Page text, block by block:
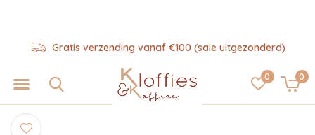
0 0
Gratis verzending vanaf €100 (sale uitgezonderd)